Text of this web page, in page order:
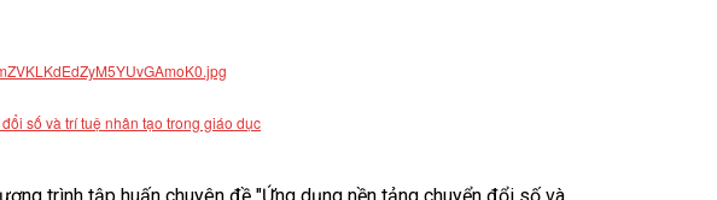
số và trí tuệ nhân tạo trong giáo dục